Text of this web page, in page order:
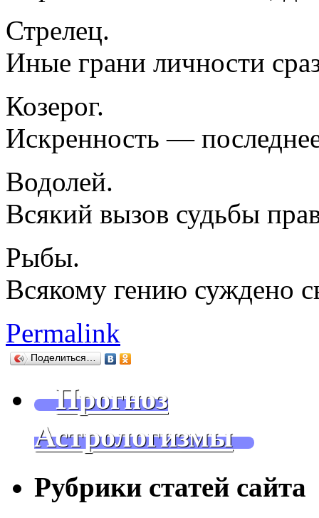
Стрелец.
Иные грани личности
Козерог.
Искренность —
Водолей.
Всякий вызов судьбы
Рыбы.
Всякому гению суждено
Permalink
Поделиться…
Прогноз
Астрологизмы
Рубрики статей сайта